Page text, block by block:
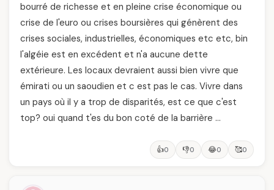
bourré de richesse et en pleine crise économique ou
crise de l'euro ou crises boursières qui génèrent des
crises sociales, industrielles, économiques etc etc, bin
l'algéie est en excédent et n'a aucune dette
extérieure. Les locaux devraient aussi bien vivre que
émirati ou un saoudien et c est pas le cas. Vivre dans
un pays où il y a trop de disparités, est ce que c'est
top? oui quand t'es du bon coté de la barrière …
👍0 👎0 😂0 🥰0